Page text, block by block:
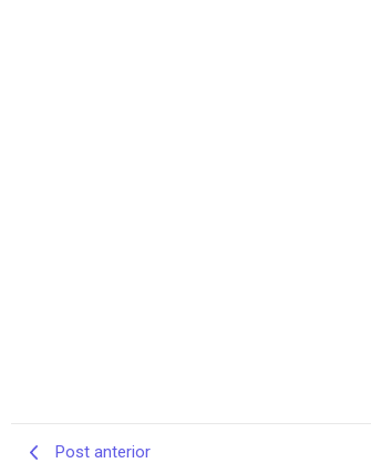
Post anterior